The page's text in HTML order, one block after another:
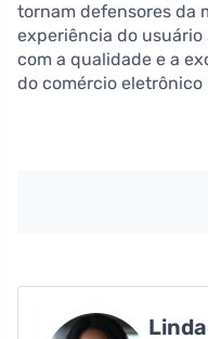
tornam defensores da
experiência do
com a qualidade e a
do comércio eletrônico